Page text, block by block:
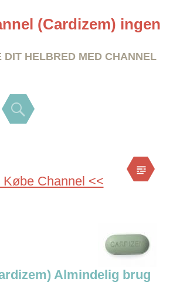
(Cardizem) ingen
HELBRED MED CHANNEL
Search
Købe Channel <<
Almindelig brug